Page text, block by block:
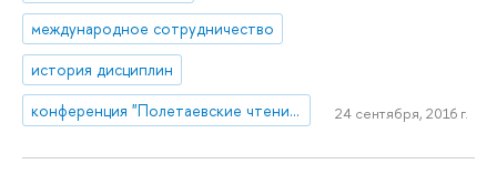
международное сотрудничество
история дисциплин
конференция "Полетаевские чтения"
24 сентября, 2016 г.